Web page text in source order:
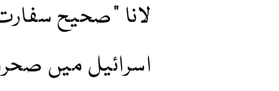
لانا "صحیح
اسرائیل میں